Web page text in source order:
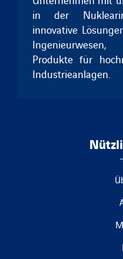
in der
innovative
Produkte für
Industrieanlagen.